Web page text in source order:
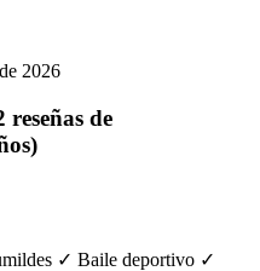
2026
de
✓ Baile deportivo ✓